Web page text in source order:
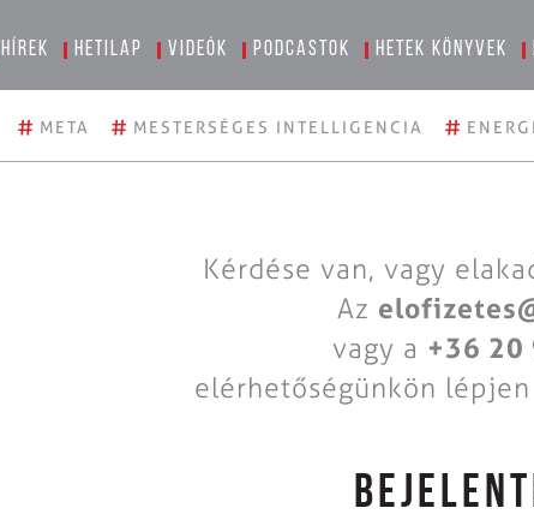
Hírek Hetilap Videók Podcastok Hetek könyvek
# META # MESTERSÉGES INTELLIGENCIA #
Kérdése van, vagy
Az
vagy a +36 20
elérhetőségünkön